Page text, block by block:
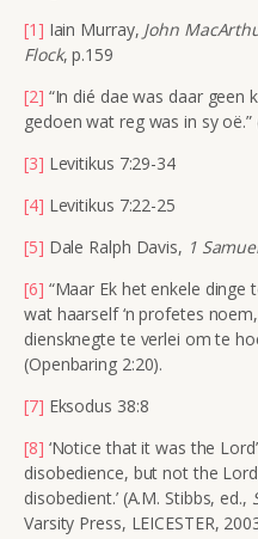
[1] Iain Murray, John
Flock, p.159
[2] “In dié dae was daar geen
gedoen wat reg was in sy oë.”
[3] Levitikus 7:29-34
[4] Levitikus 7:22-25
[5] Dale Ralph Davis, 1
[6] “Maar Ek het enkele
wat haarself ‘n profetes noem,
diensknegte te verlei om te
(Openbaring 2:20).
[7] Eksodus 38:8
[8] ‘Notice that it was the
disobedience, but not the
disobedient.’ (A.M. Stibbs, ed.,
Varsity Press, LEICESTER,